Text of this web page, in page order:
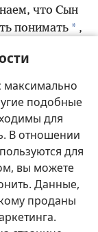
максимально
подобные
для
В отношении
для
вы можете
Данные,
проданы
что Сын
понимать * ,
+через его
Бог и
дети,
Настройки
of Pennsylvania